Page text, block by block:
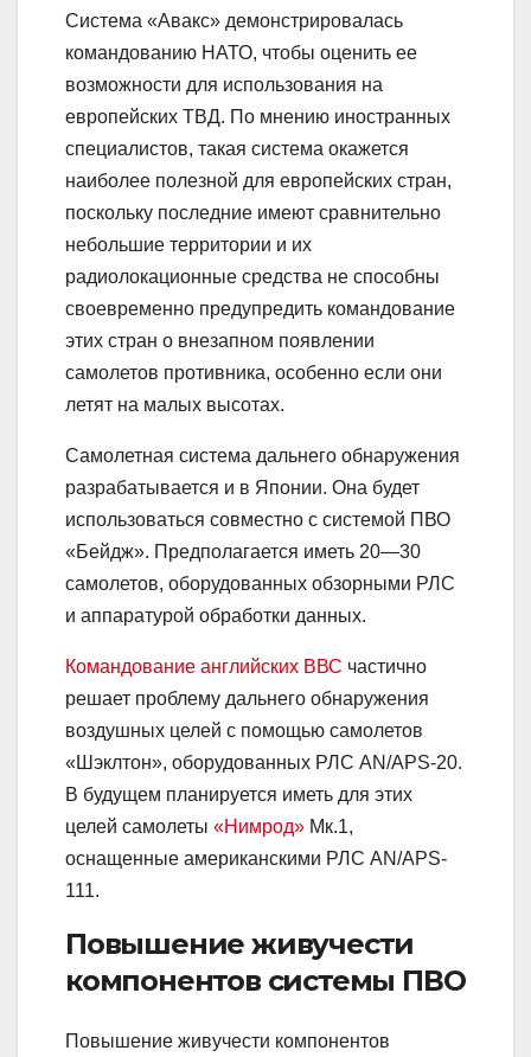
Система «Авакс» демонстрировалась
командованию НАТО, чтобы оценить ее
возможности для использования на
европейских ТВД. По мнению иностранных
специалистов, такая система окажется
наиболее полезной для европейских стран,
поскольку последние имеют сравнительно
небольшие территории и их
радиолокационные средства не способны
своевременно предупредить командование
этих стран о внезапном появлении
самолетов противника, особенно если они
летят на малых высотах.
Самолетная система дальнего обнаружения
разрабатывается и в Японии. Она будет
использоваться совместно с системой ПВО
«Бейдж». Предполагается иметь 20—30
самолетов, оборудованных обзорными РЛС
и аппаратурой обработки данных.
Командование английских ВВС частично
решает проблему дальнего обнаружения
воздушных целей с помощью самолетов
«Шэклтон», оборудованных РЛС AN/APS-20.
В будущем планируется иметь для этих
целей самолеты «Нимрод» Мк.1,
оснащенные американскими РЛС AN/APS-
111.
Повышение живучести
компонентов системы ПВО
Повышение живучести компонентов